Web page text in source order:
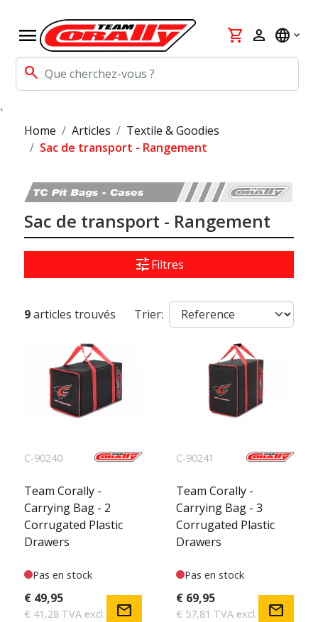
menu
search
shopping_cart person language
`
Home
Articles
Textile & Goodies
Sac de transport - Rangement
Sac de transport - Rangement
tuneFiltres
9articles trouvés Trier:
C-90240
Team Corally -
Carrying Bag - 2
Corrugated Plastic
Drawers
Pas en stock
€ 49,95
€ 41,28 TVA excl. mail
C-90241
Team Corally -
Carrying Bag - 3
Corrugated Plastic
Drawers
Pas en stock
€ 69,95
€ 57,81 TVA excl. mail